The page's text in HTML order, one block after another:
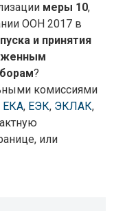
меры 10,
ООН 2017 в
и принятия
?
комиссиями
ЕКА, ЕЭК, ЭКЛАК,
или